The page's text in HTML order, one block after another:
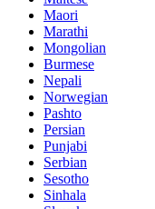
Maori
Marathi
Mongolian
Burmese
Nepali
Norwegian
Pashto
Persian
Punjabi
Serbian
Sesotho
Sinhala